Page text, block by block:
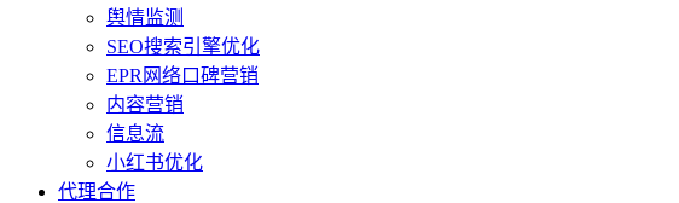
舆情监测
SEO搜索引擎优化
EPR网络口碑营销
内容营销
信息流
小红书优化
代理合作